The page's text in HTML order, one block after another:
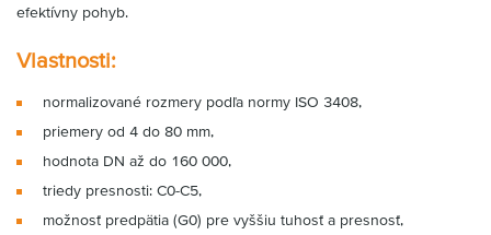
efektívny pohyb.
Vlastnosti:
normalizované rozmery podľa normy ISO 3408,
priemery od 4 do 80 mm,
hodnota DN až do 160 000,
triedy presnosti: C0-C5,
možnosť predpätia (G0) pre vyššiu tuhosť a presnosť,